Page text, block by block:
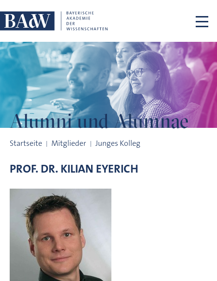
Alumni und Alumnae
Startseite Mitglieder Junges Kolleg
PROF. DR. KILIAN EYERICH